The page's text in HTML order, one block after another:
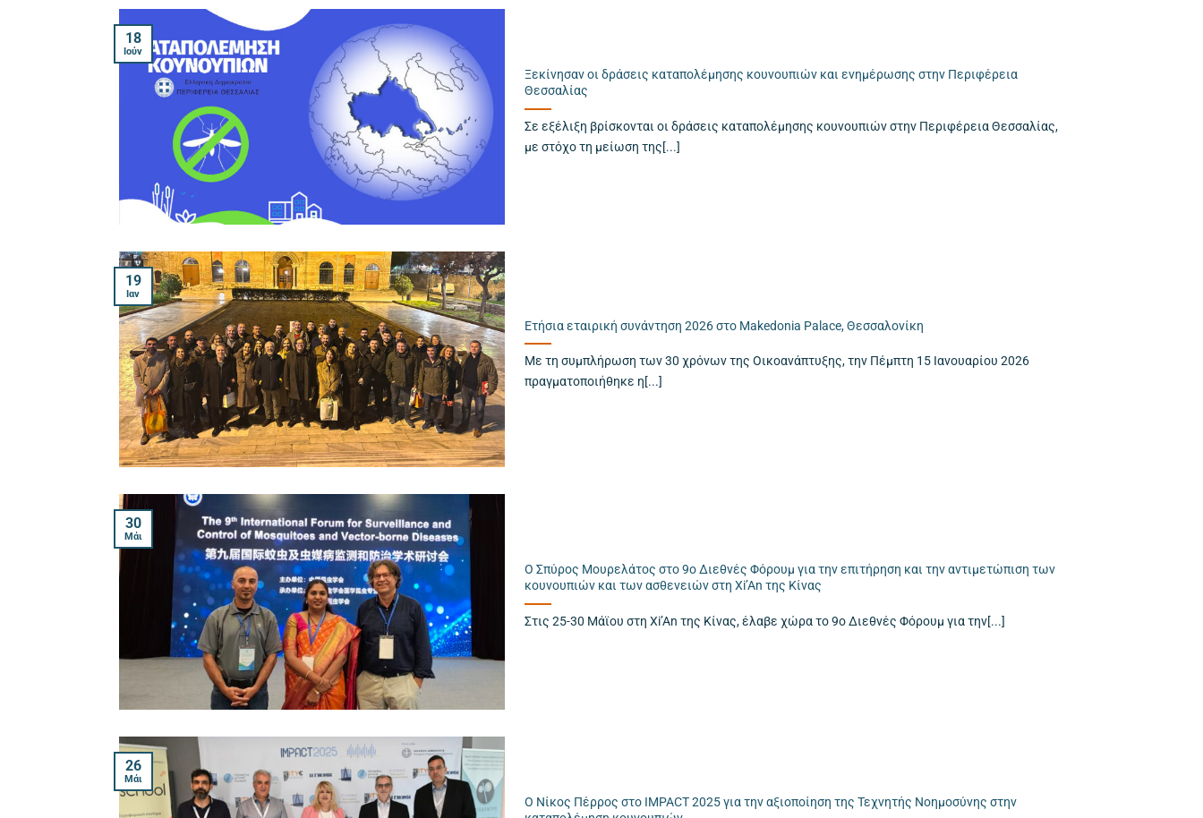
Ξεκίνησαν οι δράσεις καταπολέμησης κουνουπιών και ενημέρωσης στην Περιφέρεια
Θεσσαλίας
Σε εξέλιξη βρίσκονται οι δράσεις καταπολέμησης κουνουπιών στην Περιφέρεια Θεσσαλίας,
με στόχο τη μείωση της[...]
18
Ιούν
Ετήσια εταιρική συνάντηση 2026 στο Makedonia Palace, Θεσσαλονίκη
Με τη συμπλήρωση των 30 χρόνων της Οικοανάπτυξης, την Πέμπτη 15 Ιανουαρίου 2026
πραγματοποιήθηκε η[...]
19
Ιαν
Ο Σπύρος Μουρελάτος στο 9ο Διεθνές Φόρουμ για την επιτήρηση και την αντιμετώπιση των
κουνουπιών και των ασθενειών στη Xi’An της Κίνας
Στις 25-30 Μάϊου στη Xi’An της Κίνας, έλαβε χώρα το 9ο Διεθνές Φόρουμ για την[...]
30
Μάι
Ο Νίκος Πέρρος στο IMPACT 2025 για την αξιοποίηση της Τεχνητής Νοημοσύνης στην
26
Μάι